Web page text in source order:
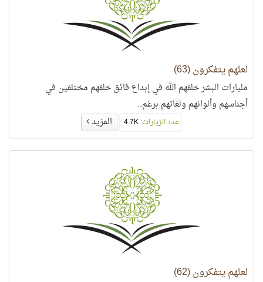
لعلهم يتفكرون (63)
مليارات البشر خلقهم الله في إبداع فائق خلقهم مختلفين في
أجناسهم وألوانهم ولغاتهم برغم..
عدد الزيارات: المزيد
لعلهم يتفكرون (62)